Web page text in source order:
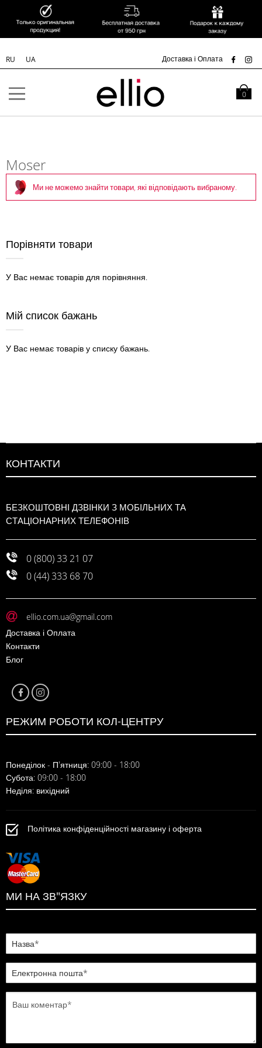
Skip to
RU UA Доставка і Оплата
Кошик
0
Moser
Ми не можемо знайти товари, які відповідають вибраному.
Порівняти товари
У Вас немає товарів для порівняння.
Мій список бажань
У Вас немає товарів у списку бажань.
КОНТАКТИ
БЕЗКОШТОВНІ ДЗВІНКИ З МОБІЛЬНИХ ТА
СТАЦІОНАРНИХ ТЕЛЕФОНІВ
0 (800) 33 21 07
0 (44) 333 68 70
ellio.com.ua@gmail.com
Доставка і Оплата
Контакти
Блог
РЕЖИМ РОБОТИ КОЛ-ЦЕНТРУ
Понеділок - П'ятниця: 09:00 - 18:00
Субота: 09:00 - 18:00
Неділя: вихідний
Політика конфіденційності магазину і оферта
МИ НА ЗВ"ЯЗКУ